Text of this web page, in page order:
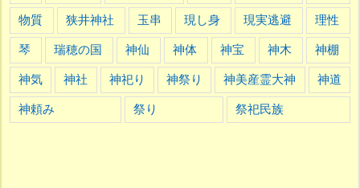
物質 狭井神社 玉串 現し身 現実逃避 理性
琴 瑞穂の国 神仙 神体 神宝 神木 神棚
神気 神社 神祀り 神祭り 神美産霊大神 神道
神頼み 祭り 祭祀民族